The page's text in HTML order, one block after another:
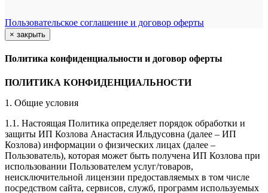
Пользовательское соглашение и договор оферты
× закрыть
Политика конфиденциальности и договор оферты
ПОЛИТИКА КОНФИДЕНЦИАЛЬНОСТИ
1. Общие условия
1.1. Настоящая Политика определяет порядок обработки и
защиты ИП Козлова Анастасия Ильдусовна (далее – ИП
Козлова) информации о физических лицах (далее –
Пользователь), которая может быть получена ИП Козлова при
использовании Пользователем услуг/товаров,
неисключительной лицензии предоставляемых в том числе
посредством сайта, сервисов, служб, программ используемых